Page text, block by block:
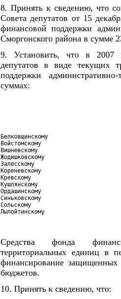
8. Принять к сведению, что
Совета депутатов от 15
финансовой поддержки
Сморгонского района в сумме
9. Установить, что в 2007
депутатов в виде текущих
поддержки
суммах:
Белковщинскому
Войстомскому
Вишневскому
Жодишковскому
Залесскому
Кореневскому
Кревскому
Кушлянскому
Ордашинскому
Синьковскому
Сольскому
Лылойтинскому
Средства фонда
территориальных единиц в
финансирование защищенных
бюджетов.
10. Принять к сведению, что: